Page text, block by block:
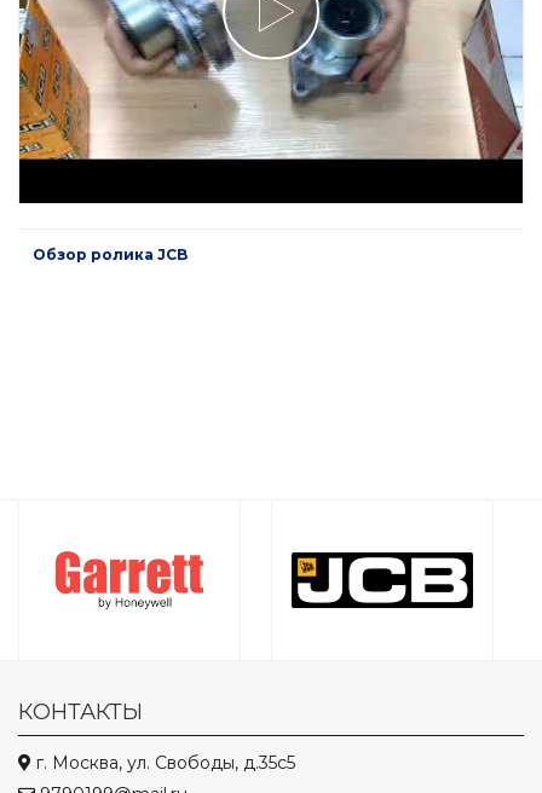
Обзор ролика JCB
КОНТАКТЫ
г. Москва, ул. Свободы, д.35с5